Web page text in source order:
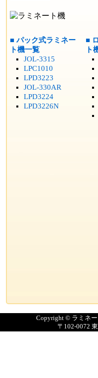
■ パック式ラミネー
ト機一覧
JOL-3315
LPC1010
LPD3223
JOL-330AR
LPD3224
LPD3226N
■
ト
Copyright © ラミネ
〒102-0072